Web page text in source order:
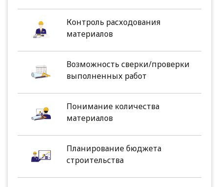
Контроль расходования
материалов
Возможность сверки/проверки
выполненных работ
Понимание количества
материалов
Планирование бюджета
строительства